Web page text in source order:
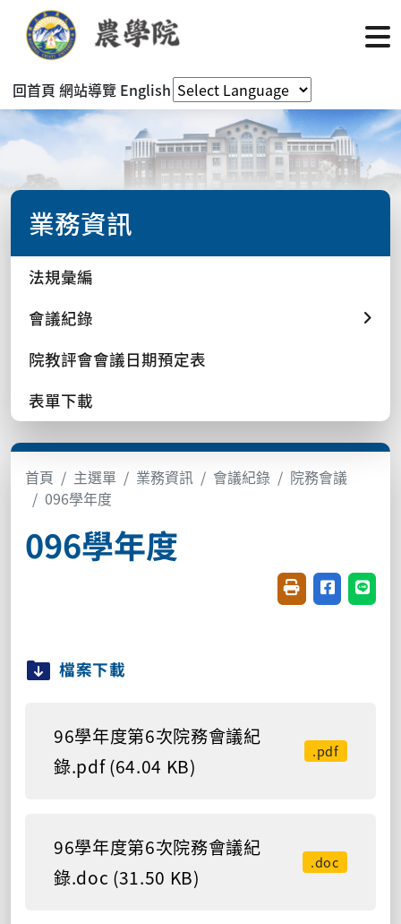
回首頁 網站導覽 English
業務資訊
法規彙編
會議紀錄
院教評會會議日期預定表
表單下載
首頁 主選單 業務資訊 會議紀錄
院務會議
096學年度
096學年度
友善列印(開新視
分享至臉書
分享
檔案下載
96學年度第6次院務會議紀
錄.pdf (64.04 KB)
.pdf
96學年度第6次院務會議紀
錄.doc (31.50 KB)
.doc